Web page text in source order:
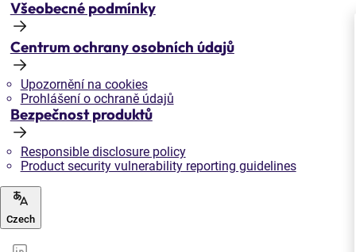
Všeobecné podmínky
Centrum ochrany osobních údajů
Upozornění na cookies
Prohlášení o ochraně údajů
Bezpečnost produktů
Responsible disclosure policy
Product security vulnerability reporting guidelines
Czech